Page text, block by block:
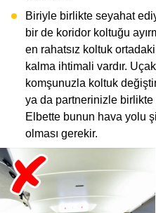
Biriyle birlikte seyahat
bir de koridor koltuğu
en rahatsız koltuk
kalma ihtimali vardır.
komşunuzla koltuk
ya da partnerinizle birlikte
Elbette bunun hava yolu
olması gerekir.